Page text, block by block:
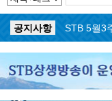
공지사항
STB 5월4
공지사항
STB 5월3
공지사항
STB 4월
STB 4월
공지사항
STB 4월2
공지사항
STB 4월